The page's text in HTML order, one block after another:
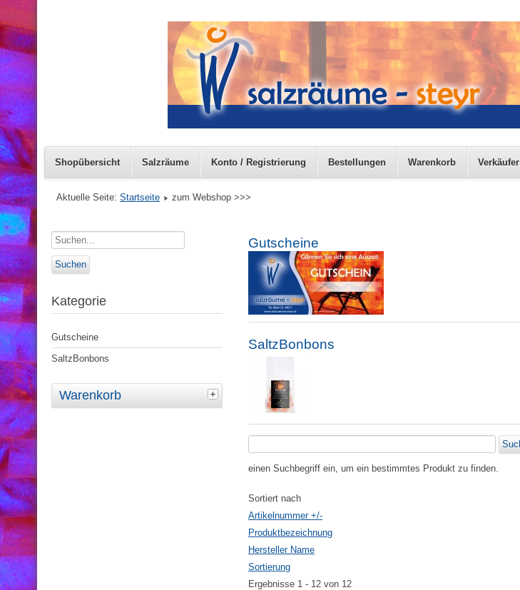
Shopübersicht Salzräume Konto / Registrierung Bestellungen Warenkorb Verkäufer
Aktuelle Seite: Startseite zum Webshop >>>
Kategorie
Gutscheine
SaltzBonbons
Warenkorb
Gutscheine
SaltzBonbons
einen Suchbegriff ein, um ein bestimmtes Produkt zu finden.
Sortiert nach
Artikelnummer +/-
Produktbezeichnung
Hersteller Name
Sortierung
Ergebnisse 1 - 12 von 12